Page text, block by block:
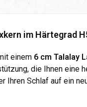
im Härtegrad
einem 6 cm Talalay
die Ihnen eine
Ihren Schlaf auf ein